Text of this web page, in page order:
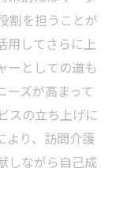
割を担うことが
用してさらに上
ーとしての道も
ーズが高まって
スの立ち上げに
より、訪問介護
しながら自己成